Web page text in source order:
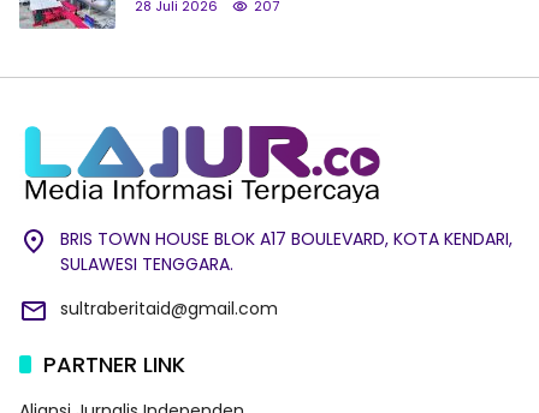
28 Juli 2026 207
BRIS TOWN HOUSE BLOK A17 BOULEVARD, KOTA KENDARI,
SULAWESI TENGGARA.
sultraberitaid@gmail.com
PARTNER LINK